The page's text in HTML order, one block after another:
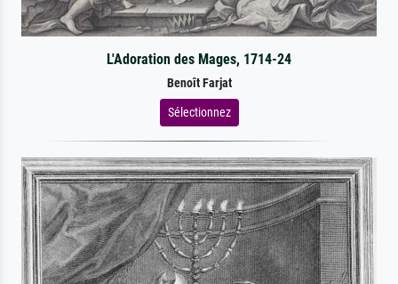
L'Adoration des Mages, 1714-24
Benoît Farjat
Sélectionnez